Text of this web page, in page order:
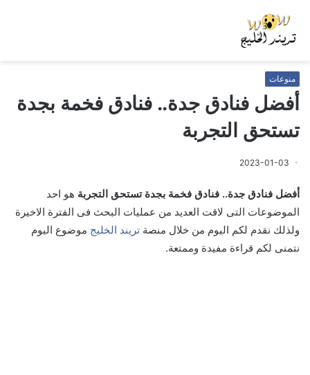
منوعات
أفضل فنادق جدة.. فنادق فخمة بجدة
تستحق التجربة
2023-01-03
أفضل فنادق جدة.. فنادق فخمة بجدة تستحق التجربة هو احد
الموضوعات التى لاقت العديد من عمليات البحث فى الفترة الاخيرة
ولذلك نقدم لكم اليوم من خلال منصة تريند الخليج موضوع اليوم
نتمنى لكم قراءة مفيدة وممتعة.